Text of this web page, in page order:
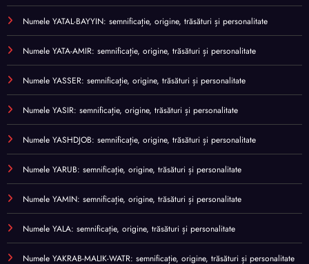
Numele YATAL-BAYYIN: semnificație, origine, trăsături și personalitate
Numele YATA-AMIR: semnificație, origine, trăsături și personalitate
Numele YASSER: semnificație, origine, trăsături și personalitate
Numele YASIR: semnificație, origine, trăsături și personalitate
Numele YASHDJOB: semnificație, origine, trăsături și personalitate
Numele YARUB: semnificație, origine, trăsături și personalitate
Numele YAMIN: semnificație, origine, trăsături și personalitate
Numele YALA: semnificație, origine, trăsături și personalitate
Numele YAKRAB-MALIK-WATR: semnificație, origine, trăsături și personalitate